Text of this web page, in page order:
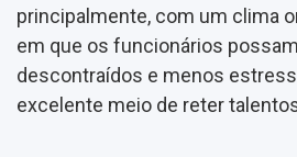
principalmente, com um clima
em que os funcionários
descontraídos e menos
excelente meio de reter